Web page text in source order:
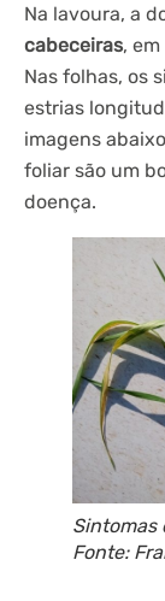
Na lavoura, a
cabeceiras, em
Nas folhas, os
estrias
imagens
foliar são um
doença.
Sintomas
Fonte: